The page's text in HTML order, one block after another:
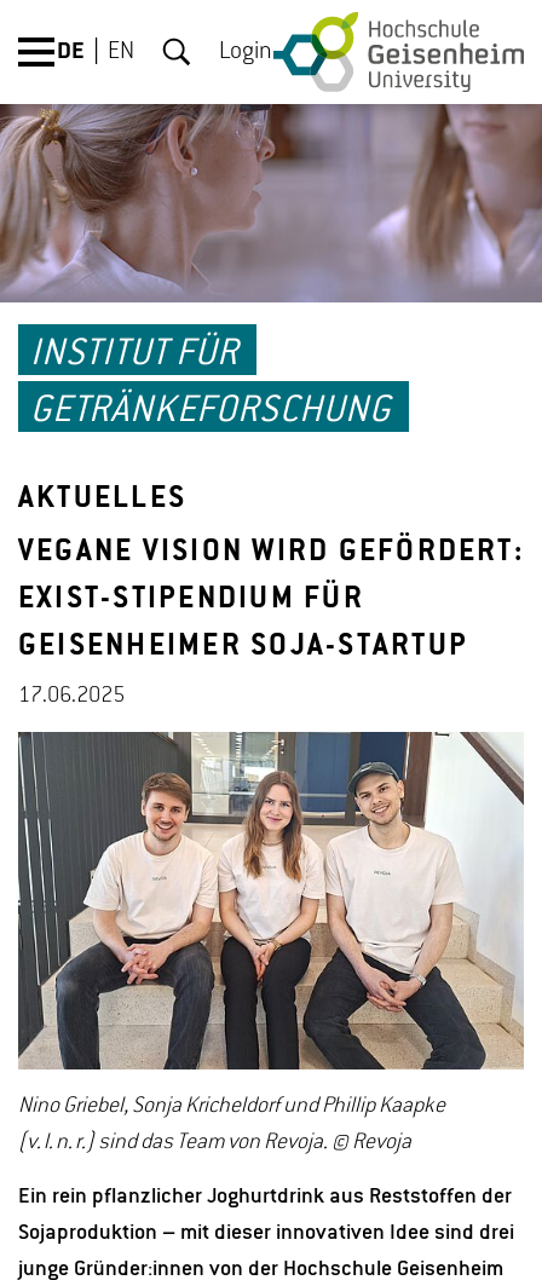
DE EN Login
INSTITUT FÜR
GETRÄNKEFORSCHUNG
AKTUELLES
VEGANE VISION WIRD GEFÖRDERT:
EXIST-STIPENDIUM FÜR
GEISENHEIMER SOJA-STARTUP
17.06.2025
Nino Griebel, Sonja Kricheldorf und Phillip Kaapke
(v. l. n. r.) sind das Team von Revoja. © Revoja
Ein rein pflanzlicher Joghurtdrink aus Reststoffen der
Sojaproduktion – mit dieser innovativen Idee sind drei
junge Gründer:innen von der Hochschule Geisenheim